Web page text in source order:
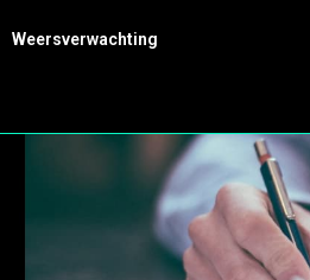
Weersverwachting